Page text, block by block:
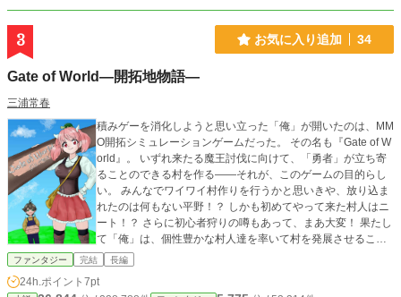
ン』が『キメラスキルオンライン』の世界を楽しみ尽くす物語。 1章 スタート
ダッシュ (完結) 2章 俺達は成長する (連載中【本編休止中】) ※設定関連更
新中 1章 スタートダッシュ (完結) 幕話 (完結) 作者用 1章補強設定 (完結)
2章 俺達は成長する (連載中【更新停止中】) 作者用 2章補強設定 (随時更
新) 初期設定 (随時更新) 最新設定 (随時更新) 私の作品の更新日程について
(完結？)
3 お気に入り追加 34
Gate of World―開拓地物語―
三浦常春
積みゲーを消化しようと思い立った「俺」が開いたのは、MM
O開拓シミュレーションゲームだった。 その名も『Gate of W
orld』。 いずれ来たる魔王討伐に向けて、「勇者」が立ち寄
ることのできる村を作る――それが、このゲームの目的らし
い。 みんなでワイワイ村作りを行うかと思いきや、放り込ま
れたのは何もない平野！？ しかも初めてやって来た村人はニ
ート！？ さらに初心者狩りの噂もあって、まあ大変！ 果たし
て「俺」は、個性豊かな村人達を率いて村を発展させること
が出来るのか……！ ―――― ★前日譚―これは福音にあらず
ない独白です。 →https://www.alphapolis.co.jp/novel/937
ファンタジー 完結 長編
24h.ポイント 7pt